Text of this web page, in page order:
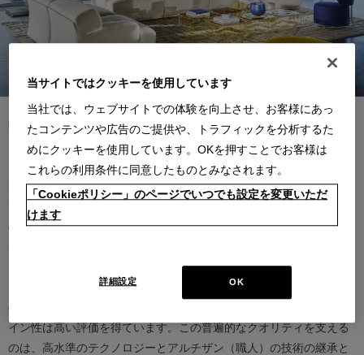
カッシーナは創業以来、インテリアの未来をデザインし続けてきた
家具業界では数少ないリーディングブランドとして知られていま
す。17世紀、イタリアで誕生したカッシーナは、教会の木製チェア
の製造に始まり、その後豪華客船の内装などを手掛け、技術力を確
ト・カッシーナによってカッシーナ社が設立されると、5０年代には
モダンファーニチャーの分野へと転身、その後多くの製品が世界中
の最も重要な美術館にコレクションされるなど、その完成度とデザ
イン性は高い評価を得ています。この普遍的なクオリティを支える
のは、高水準のテクノロジーとアルチザン（職人）の技術の継承と
当サイトではクッキーを使用しています
当社では、ウェブサイトでの体験を向上させ、お客様にあっ
たコンテンツや広告のご提供や、トラフィックを分析するた
めにクッキーを使用しています。OKを押すことでお客様は
これらの利用条件に同意したものとみなされます。
「Cookieポリシー」のページでいつでも設定を変更いただ
けます
OK
詳細設定